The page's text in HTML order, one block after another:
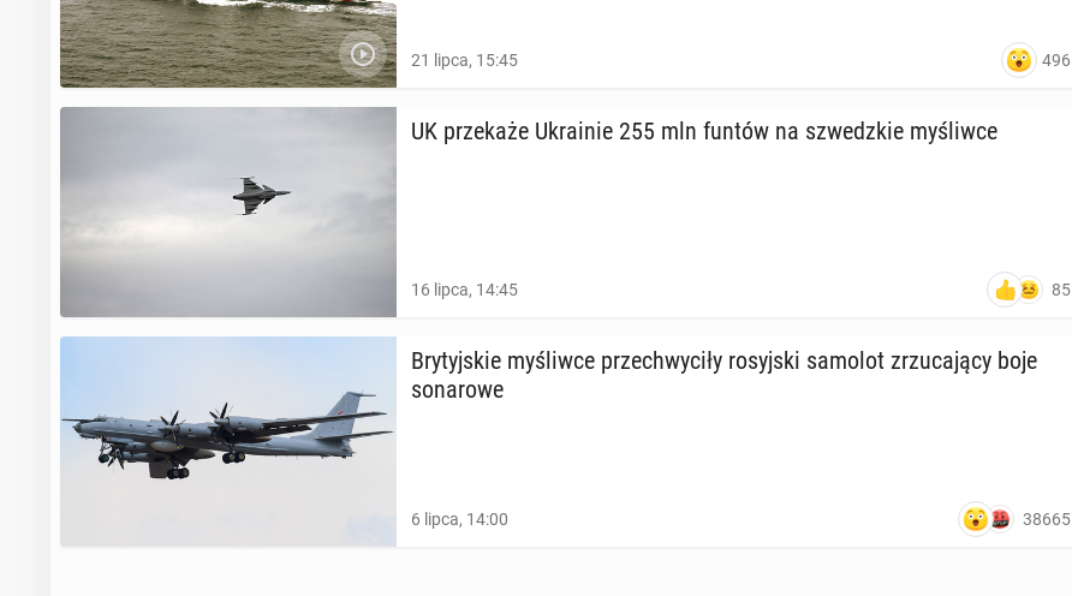
21 lipca, 15:45 496
UK prze­ka­że Ukra­inie 255 mln funtów na szwedz­kie my­śliw­ce
16 lipca, 14:45 85
Bry­tyj­skie my­śliw­ce prze­chwy­ci­ły ro­syj­ski samolot zrzu­ca­ją­cy boje
so­na­ro­we
6 lipca, 14:00 38665